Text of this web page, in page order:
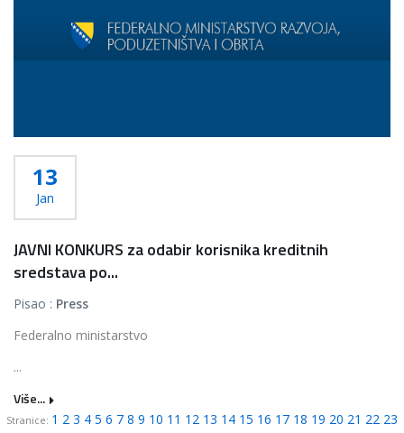
13
Jan
JAVNI KONKURS za odabir korisnika kreditnih
sredstava po...
Pisao : Press
Federalno ministarstvo
...
Više...
Stranice: 1 2 3 4 5 6 7 8 9 10 11 12 13 14 15 16 17 18 19 20 21 22 23